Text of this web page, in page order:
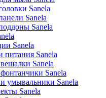
Sanela
Sanela
Sanela
Sanela
питания Sanela
Sanela
Sanela
умывальники Sanela
Sanela